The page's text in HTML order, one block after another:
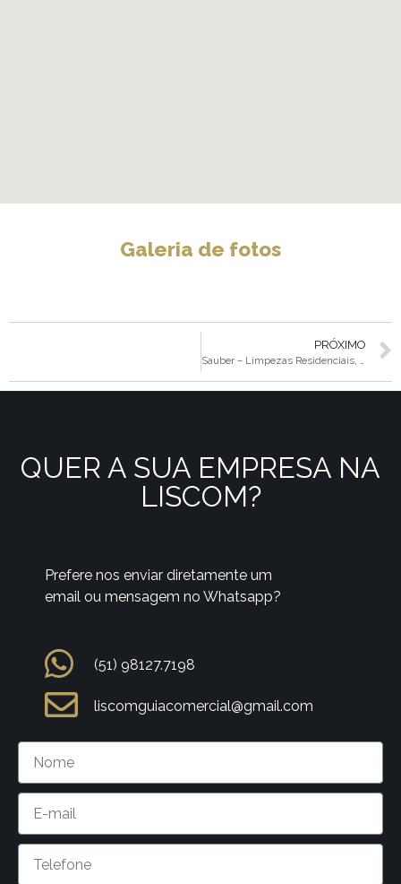
Galeria de fotos
PRÓXIMO
Sauber – Limpezas Residenciais, Comerciais e Industriais
QUER A SUA EMPRESA NA
LISCOM?
Prefere nos enviar diretamente um
email ou mensagem no Whatsapp?
(51) 98127.7198
liscomguiacomercial@gmail.com